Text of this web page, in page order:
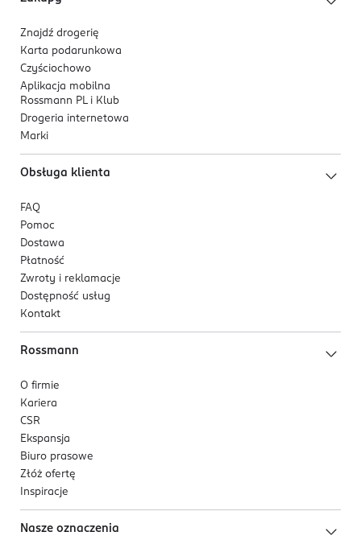
Znajdź drogerię
Karta podarunkowa
Czyściochowo
Aplikacja mobilna
Rossmann PL i Klub
Drogeria internetowa
Marki
Obsługa klienta
FAQ
Pomoc
Dostawa
Płatność
Zwroty i reklamacje
Dostępność usług
Kontakt
Rossmann
O firmie
Kariera
CSR
Ekspansja
Biuro prasowe
Złóż ofertę
Inspiracje
Nasze oznaczenia